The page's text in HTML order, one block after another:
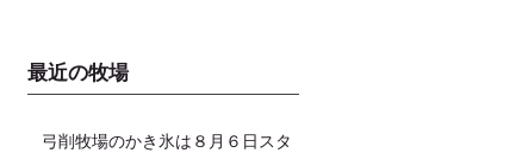
最近の牧場
弓削牧場のかき氷は８月６日スタ